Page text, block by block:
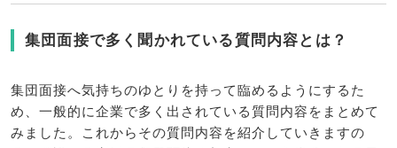
集団面接で多く聞かれている質問内容とは？
集団面接へ気持ちのゆとりを持って臨めるようにするた
め、一般的に企業で多く出されている質問内容をまとめて
みました。これからその質問内容を紹介していきますの